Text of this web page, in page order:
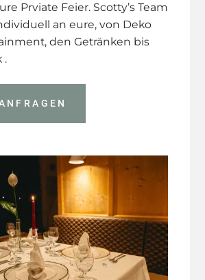
Prviate Feier. Scotty’s Team
an eure, von Deko
den Getränken bis
.